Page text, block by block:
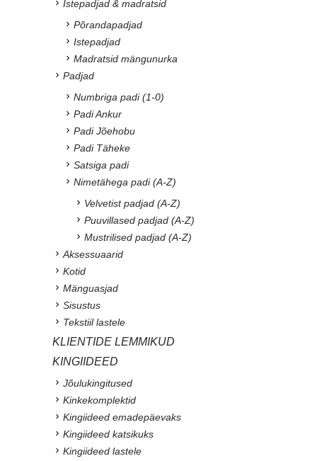
Istepadjad & madratsid
Põrandapadjad
Istepadjad
Madratsid mängunurka
Padjad
Numbriga padi (1-0)
Padi Ankur
Padi Jõehobu
Padi Täheke
Satsiga padi
Nimetähega padi (A-Z)
Velvetist padjad (A-Z)
Puuvillased padjad (A-Z)
Mustrilised padjad (A-Z)
Aksessuaarid
Kotid
Mänguasjad
Sisustus
Tekstiil lastele
KLIENTIDE LEMMIKUD
KINGIIDEED
Jõulukingitused
Kinkekomplektid
Kingiideed emadepäevaks
Kingiideed katsikuks
Kingiideed lastele